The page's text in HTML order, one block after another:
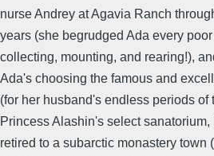
nurse Andrey at Agavia Ranch
years (she begrudged Ada every
collecting, mounting, and rearing!),
Ada's choosing the famous and
(for her husband's endless periods of
Princess Alashin's select
retired to a subarctic monastery town